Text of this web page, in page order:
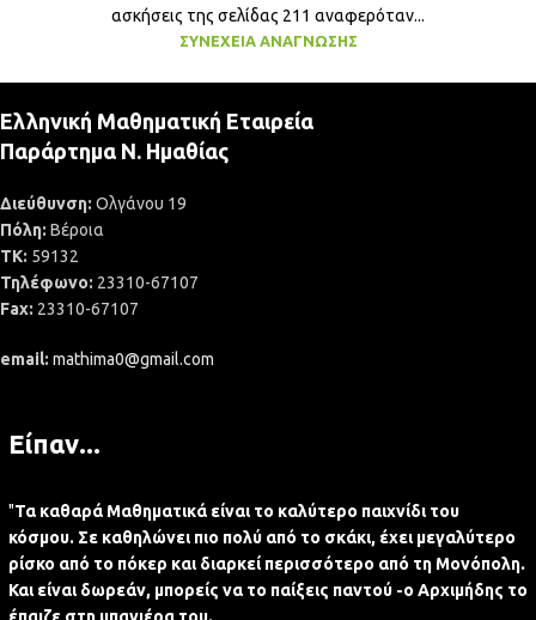
ασκήσεις της σελίδας 211 αναφερόταν...
ΣΥΝΈΧΕΙΑ ΑΝΆΓΝΩΣΗΣ
Ελληνική Μαθηματική Εταιρεία
Παράρτημα Ν. Ημαθίας
Διεύθυνση: Ολγάνου 19
Πόλη: Βέροια
ΤΚ: 59132
Τηλέφωνο: 23310-67107
Fax: 23310-67107
email: mathima0@gmail.com
Είπαν...
"Τα καθαρά Μαθηματικά είναι το καλύτερο παιχνίδι του
κόσμου. Σε καθηλώνει πιο πολύ από το σκάκι, έχει μεγαλύτερο
ρίσκο από το πόκερ και διαρκεί περισσότερο από τη Μονόπολη.
Και είναι δωρεάν, μπορείς να το παίξεις παντού -ο Αρχιμήδης το
έπαιζε στη μπανιέρα του.